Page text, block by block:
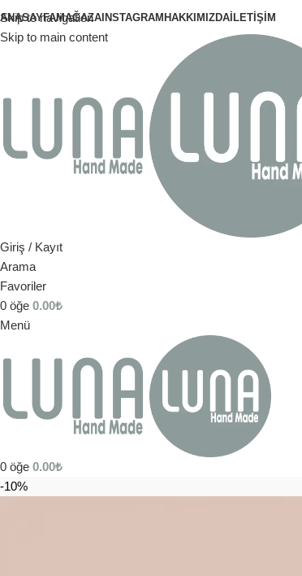
Skip to navigation
Skip to main content
ANASAYFAMAĞAZAINSTAGRAMHAKKIMIZDAİLETIŞIM
Giriş / Kayıt
Arama
Favoriler
0 öğe 0.00₺
Menü
0 öğe 0.00₺
-10%